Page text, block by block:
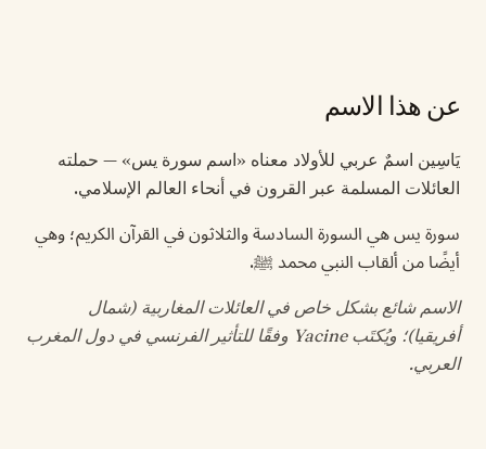
عن هذا الاسم
يَاسِين اسمٌ عربي للأولاد معناه «اسم سورة يس» — حملته
العائلات المسلمة عبر القرون في أنحاء العالم الإسلامي.
سورة يس هي السورة السادسة والثلاثون في القرآن الكريم؛ وهي
أيضًا من ألقاب النبي محمد ﷺ.
الاسم شائع بشكل خاص في العائلات المغاربية (شمال
أفريقيا)؛ ويُكتَب Yacine وفقًا للتأثير الفرنسي في دول المغرب
العربي.